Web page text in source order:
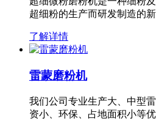
超细粉的生产而研发制造的
了解详情
雷蒙磨粉机
我们公司专业生产大、中型
资小、环保、占地面积小等